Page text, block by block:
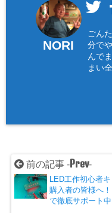
NORI
ごん
分で
んで
まい
前の記事 -Prev-
LED工作初心者キ
購入者の皆様へ
で徹底サポート中